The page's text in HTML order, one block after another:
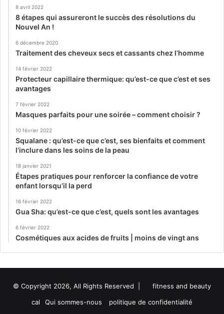
8 avril 2022
8 étapes qui assureront le succès des résolutions du
Nouvel An !
6 décembre 2020
Traitement des cheveux secs et cassants chez l’homme
14 février 2022
Protecteur capillaire thermique: qu’est-ce que c’est et ses
avantages
7 février 2022
Masques parfaits pour une soirée – comment choisir ?
10 février 2022
Squalane : qu’est-ce que c’est, ses bienfaits et comment
l’inclure dans les soins de la peau
18 janvier 2021
Étapes pratiques pour renforcer la confiance de votre
enfant lorsqu’il la perd
16 février 2022
Gua Sha: qu’est-ce que c’est, quels sont les avantages
6 février 2022
Cosmétiques aux acides de fruits | moins de vingt ans
© Copyright 2026, All Rights Reserved |
fitness and beauty
cal
Qui sommes-nous politique de confidentialité